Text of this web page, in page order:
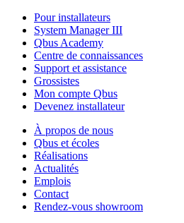
Pour installateurs
System Manager III
Qbus Academy
Centre de connaissances
Support et assistance
Grossistes
Mon compte Qbus
Devenez installateur
À propos de nous
Qbus et écoles
Réalisations
Actualités
Emplois
Contact
Rendez-vous showroom